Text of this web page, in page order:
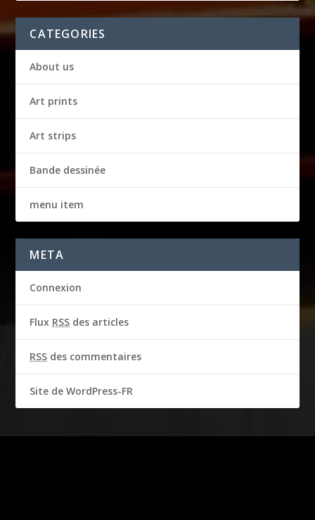
CATEGORIES
About us
Art prints
Art strips
Bande dessinée
menu item
META
Connexion
Flux RSS des articles
RSS des commentaires
Site de WordPress-FR